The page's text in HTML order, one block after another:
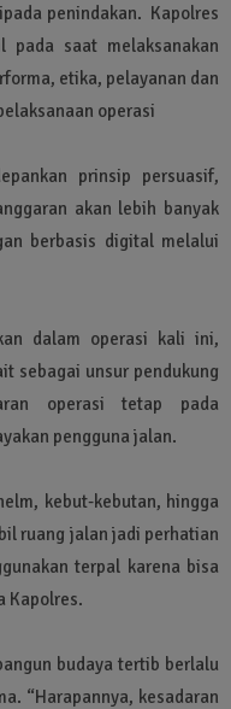
penindakan. Kapolres
pada saat melaksanakan
etika, pelayanan dan
operasi
prinsip persuasif,
akan lebih banyak
berbasis digital melalui
dalam operasi kali ini,
sebagai unsur pendukung
operasi tetap pada
pengguna jalan.
kebut-kebutan, hingga
ruang jalan jadi perhatian
terpal karena bisa
Kapolres.
budaya tertib berlalu
“Harapannya, kesadaran